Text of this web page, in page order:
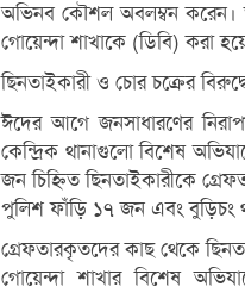
অভিনব কৌশল অবলম্বন করেন।
গোয়েন্দা শাখাকে (ডিবি) করা
ছিনতাইকারী ও চোর চক্রের
ঈদের আগে জনসাধারণের
কেন্দ্রিক থানাগুলো বিশেষ
জন চিহ্নিত ছিনতাইকারীকে
পুলিশ ফাঁড়ি ১৭ জন এবং বুড়িচং
গ্রেফতারকৃতদের কাছ থেকে
গোয়েন্দা শাখার বিশেষ